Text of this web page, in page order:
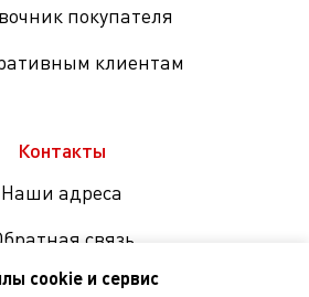
покупателя
клиентам
Контакты
Наши адреса
связь
cookie и сервис